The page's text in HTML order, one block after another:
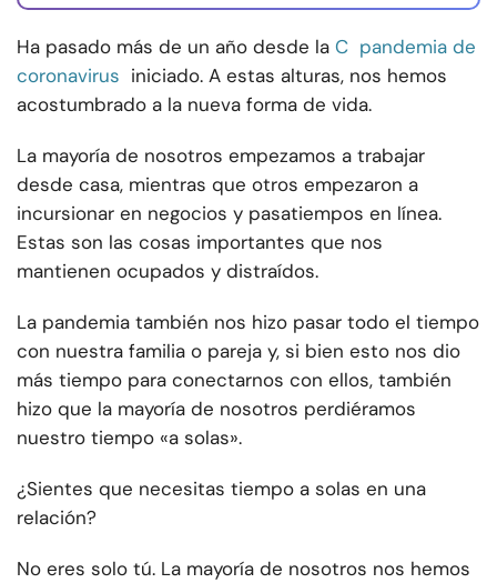
Ha pasado más de un año desde la C pandemia de
coronavirus iniciado. A estas alturas, nos hemos
acostumbrado a la nueva forma de vida.
La mayoría de nosotros empezamos a trabajar
desde casa, mientras que otros empezaron a
incursionar en negocios y pasatiempos en línea.
Estas son las cosas importantes que nos
mantienen ocupados y distraídos.
La pandemia también nos hizo pasar todo el tiempo
con nuestra familia o pareja y, si bien esto nos dio
más tiempo para conectarnos con ellos, también
hizo que la mayoría de nosotros perdiéramos
nuestro tiempo «a solas».
¿Sientes que necesitas tiempo a solas en una
relación?
No eres solo tú. La mayoría de nosotros nos hemos